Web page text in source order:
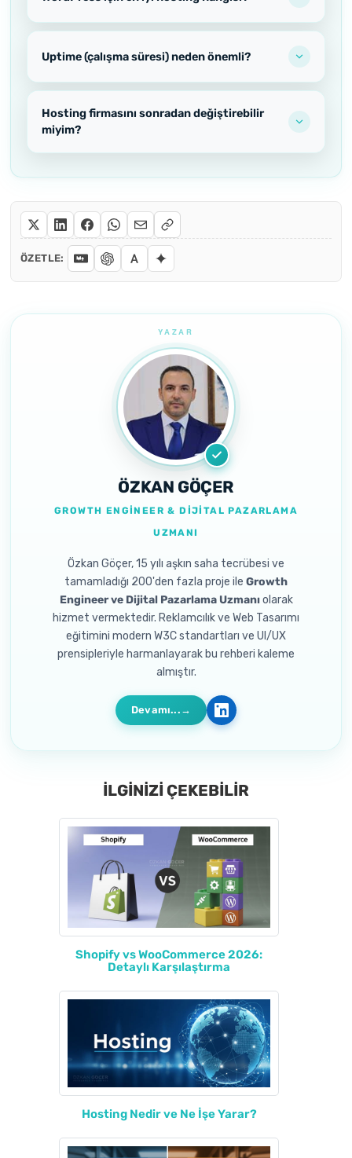
Uptime (çalışma süresi) neden önemli?
Hosting firmasını sonradan değiştirebilir
miyim?
ÖZETLE:
ÖZKAN GÖÇER
GROWTH ENGINEER & DIJITAL PAZARLAMA
UZMANI
Özkan Göçer, 15 yılı aşkın saha tecrübesi ve
tamamladığı 200'den fazla proje ile Growth
Engineer ve Dijital Pazarlama Uzmanıolarak
hizmet vermektedir. Reklamcılık ve Web Tasarımı
eğitimini modern W3C standartları ve UI/UX
prensipleriyle harmanlayarak bu rehberi kaleme
almıştır.
Devamı...
İLGİNİZİ ÇEKEBİLİR
Shopify vs WooCommerce 2026:
Detaylı Karşılaştırma
Hosting Nedir ve Ne İşe Yarar?